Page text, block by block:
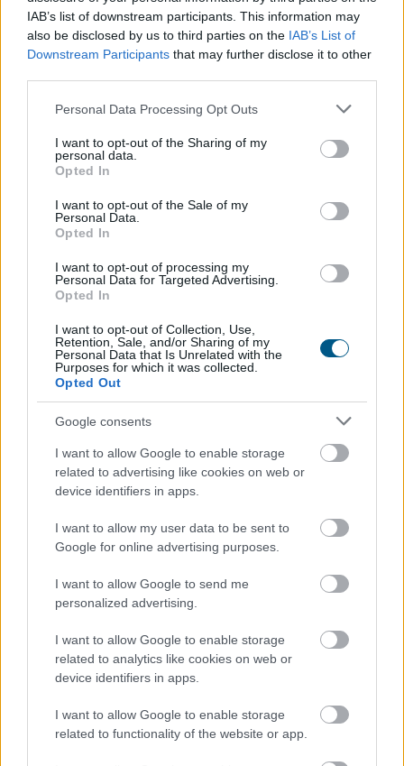
IAB’s list of downstream participants. This information may
also be disclosed by us to third parties on the IAB’s List of
Downstream Participants that may further disclose it to other
Please note that this website/app uses one or more Google
not limited to your visit or usage behaviour. You may click to
grant or deny consent to Google and its third-party tags to
use your data for below specified purposes in below Google
consent section.
Personal Data Processing Opt Outs
I want to opt-out of the Sharing of my
personal data.
Opted In
I want to opt-out of the Sale of my
Personal Data.
Opted In
I want to opt-out of processing my
Personal Data for Targeted Advertising.
Opted In
I want to opt-out of Collection, Use,
Retention, Sale, and/or Sharing of my
Personal Data that Is Unrelated with the
Purposes for which it was collected.
Opted Out
Google consents
I want to allow Google to enable storage
related to advertising like cookies on web or
device identifiers in apps.
I want to allow my user data to be sent to
Google for online advertising purposes.
I want to allow Google to send me
personalized advertising.
I want to allow Google to enable storage
related to analytics like cookies on web or
device identifiers in apps.
I want to allow Google to enable storage
related to functionality of the website or app.
Átalakítja ügynökségi modelljét a Szerencsejáték Zrt.
Így kaphat egy magyar nyugdíjas olcsóbban gyógyszert - 7
lehetőség